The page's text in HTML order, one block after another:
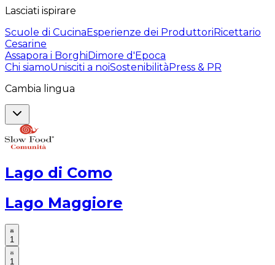
Lasciati ispirare
Scuole di CucinaEsperienze dei ProduttoriRicettario
Cesarine
Assapora i BorghiDimore d'Epoca
Chi siamoUnisciti a noiSostenibilitàPress & PR
Cambia lingua
Lago di Como
Lago Maggiore
1
1